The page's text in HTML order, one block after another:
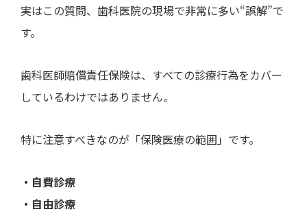
実はこの質問、歯科医院の現場で非常に多い“誤解”で
す。
歯科医師賠償責任保険は、すべての診療行為をカバー
しているわけではありません。
特に注意すべきなのが「保険医療の範囲」です。
・自費診療
・自由診療